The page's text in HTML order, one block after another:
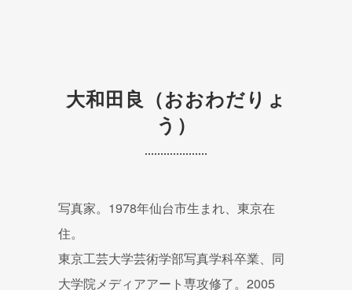
大和田良（おおわだりょ
う）
写真家。1978年仙台市生まれ、東京在
住。
東京工芸大学芸術学部写真学科卒業、同
大学院メディアアート専攻修了。2005